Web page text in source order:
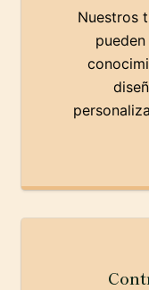
Nuestros